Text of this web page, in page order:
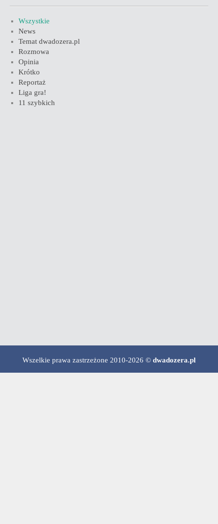
Wszystkie
News
Temat dwadozera.pl
Rozmowa
Opinia
Krótko
Reportaż
Liga gra!
11 szybkich
Wszelkie prawa zastrzeżone 2010-2026 © dwadozera.pl